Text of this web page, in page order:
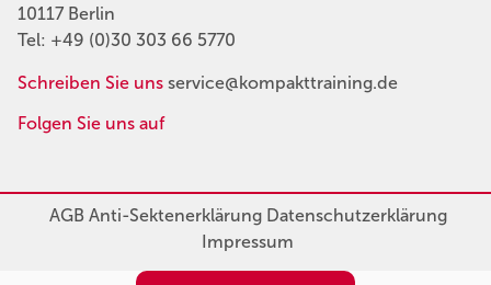
10117 Berlin
Tel: +49 (0)30 303 66 5770
Schreiben Sie uns service@kompakttraining.de
Folgen Sie uns auf
AGBAnti-SektenerklärungDatenschutzerklärung
Impressum